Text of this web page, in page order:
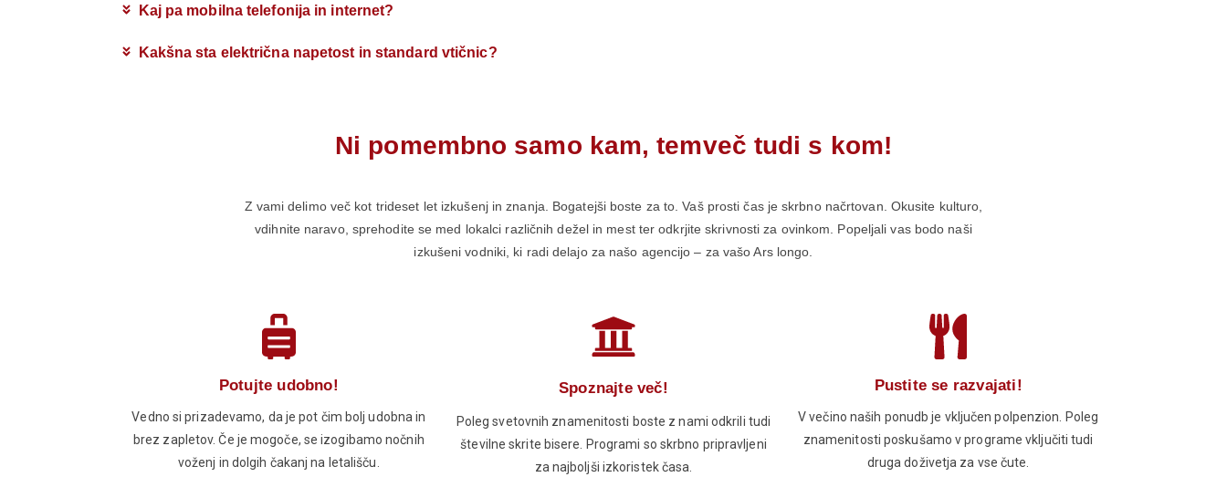
Kaj pa mobilna telefonija in internet?
Kakšna sta električna napetost in standard vtičnic?
Ni pomembno samo kam, temveč tudi s kom!
Z vami delimo več kot trideset let izkušenj in znanja. Bogatejši boste za to. Vaš prosti čas je skrbno načrtovan. Okusite kulturo,
vdihnite naravo, sprehodite se med lokalci različnih dežel in mest ter odkrjite skrivnosti za ovinkom. Popeljali vas bodo naši
izkušeni vodniki, ki radi delajo za našo agencijo – za vašo Ars longo.
Potujte udobno!
Vedno si prizadevamo, da je pot čim bolj udobna in
brez zapletov. Če je mogoče, se izogibamo nočnih
voženj in dolgih čakanj na letališču.
Spoznajte več!
Poleg svetovnih znamenitosti boste z nami odkrili tudi
številne skrite bisere. Programi so skrbno pripravljeni
za najboljši izkoristek časa.
Pustite se razvajati!
V večino naših ponudb je vključen polpenzion. Poleg
znamenitosti poskušamo v programe vključiti tudi
druga doživetja za vse čute.